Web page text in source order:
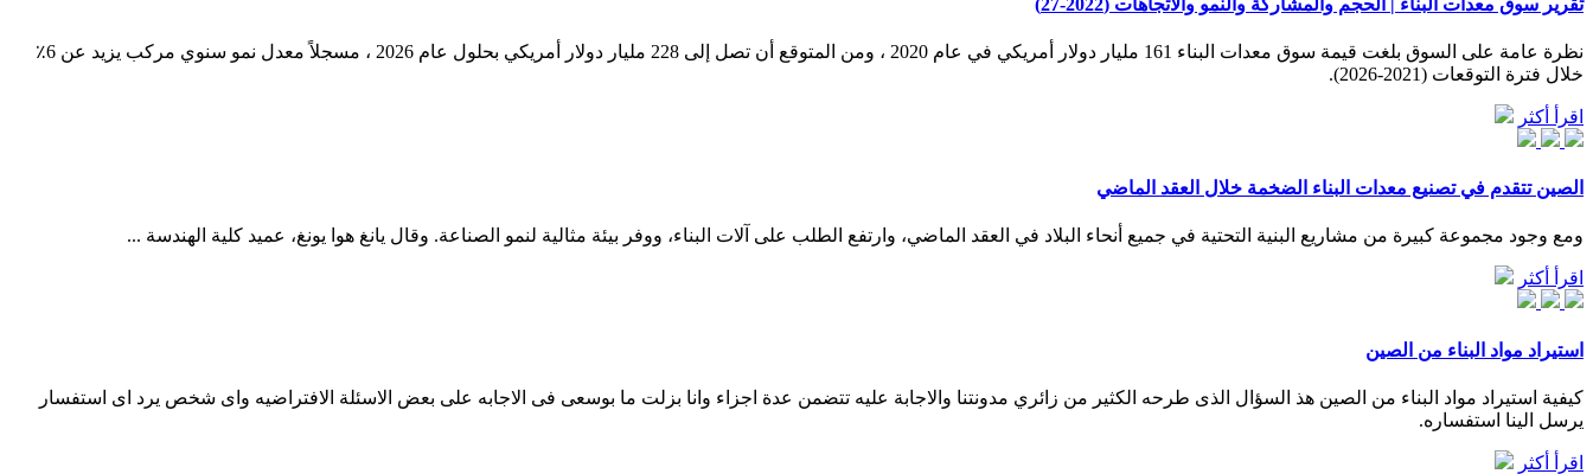
نظرة عامة على السوق بلغت قيمة سوق معدات البناء 161 مليار دولار أمريكي في عام 2020 ، ومن المتوقع أن تصل إلى 228 مليار دولار أمريكي بحلول عام 2026 ، مسجلاً معدل نمو سنوي مركب يزيد عن 6٪
خلال فترة التوقعات (2021-2026).
اقرأ أكثر
الصين تتقدم في تصنيع معدات البناء الضخمة خلال العقد الماضي
ومع وجود مجموعة كبيرة من مشاريع البنية التحتية في جميع أنحاء البلاد في العقد الماضي، وارتفع الطلب على آلات البناء، ووفر بيئة مثالية لنمو الصناعة. وقال يانغ هوا يونغ، عميد كلية الهندسة ...
اقرأ أكثر
استيراد مواد البناء من الصين
كيفية استيراد مواد البناء من الصين هذ السؤال الذى طرحه الكثير من زائري مدونتنا والاجابة عليه تتضمن عدة اجزاء وانا بزلت ما بوسعى فى الاجابه على بعض الاسئلة الافتراضيه واى شخص يرد اى استفسار
يرسل الينا استفساره.
اقرأ أكثر